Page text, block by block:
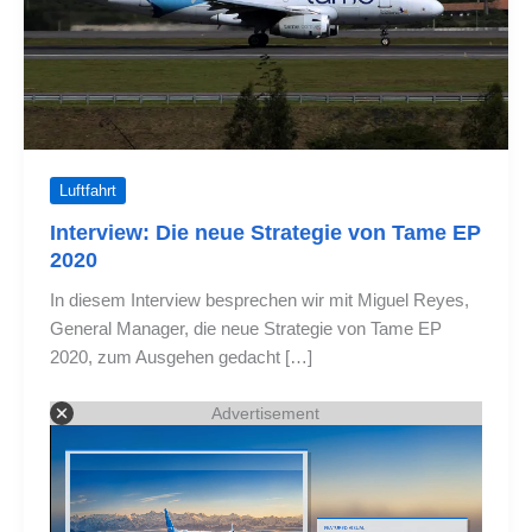
Luftfahrt
Interview: Die neue Strategie von Tame EP
2020
In diesem Interview besprechen wir mit Miguel Reyes,
General Manager, die neue Strategie von Tame EP
2020, zum Ausgehen gedacht […]
Advertisement